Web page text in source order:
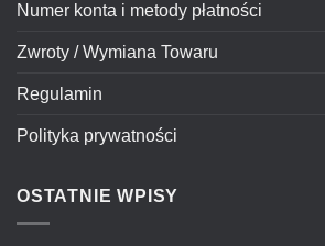
Numer konta i metody płatności
Zwroty / Wymiana Towaru
Regulamin
Polityka prywatności
OSTATNIE WPISY